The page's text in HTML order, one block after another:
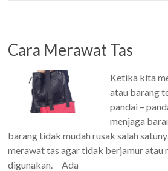
Cara Merawat Tas
Ketika kita
atau barang
pandai –
menjaga
barang tidak mudah rusak salah
merawat tas agar tidak berjamur atau
digunakan. Ada